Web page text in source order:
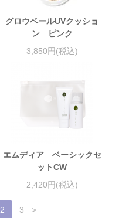
グロウベールUVクッショ
ン ピンク
3,850円(税込)
エムディア ベーシックセ
ットCW
2,420円(税込)
2 3 >